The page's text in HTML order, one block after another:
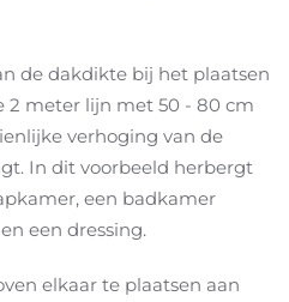
de dakdikte bij het plaatsen
2 meter lijn met 50 - 80 cm
verhoging van de
In dit voorbeeld herbergt
een badkamer
een dressing.
elkaar te plaatsen aan